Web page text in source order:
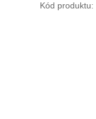
Kód produktu: